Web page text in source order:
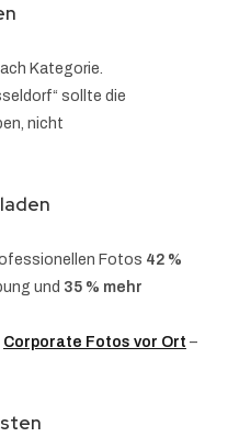
Kategorie.
sollte die
nicht
Fotos 42 %
und 35 % mehr
Corporate Fotos vor Ort –